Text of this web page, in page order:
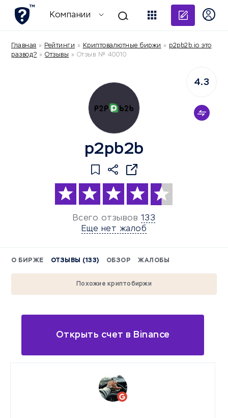
Компании
Главная » Рейтинги » Криптовалютные биржи » p2pb2b.io это
развод? » Отзывы » Отзыв № 40010
p2pb2b
Всего отзывов 133
Еще нет жалоб
4.3
О БИРЖЕ ОТЗЫВЫ (133) ОБЗОР ЖАЛОБЫ
Похожие криптобиржи
Открыть счет в Binance